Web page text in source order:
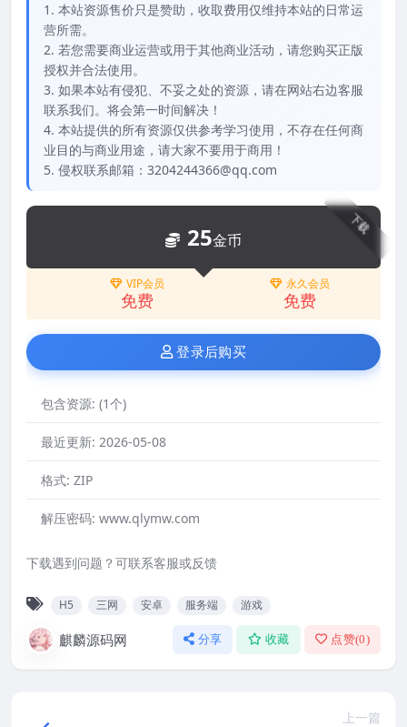
1. 本站资源售价只是赞助，收取费用仅维持本站的日常运
营所需。
2. 若您需要商业运营或用于其他商业活动，请您购买正版
授权并合法使用。
3. 如果本站有侵犯、不妥之处的资源，请在网站右边客服
联系我们。将会第一时间解决！
4. 本站提供的所有资源仅供参考学习使用，不存在任何商
业目的与商业用途，请大家不要用于商用！
5. 侵权联系邮箱：3204244366@qq.com
下载
25金币
VIP会员
免费
永久会员
免费
登录后购买
包含资源: (1个)
最近更新: 2026-05-08
格式: ZIP
解压密码: www.qlymw.com
下载遇到问题？可联系客服或反馈
H5 三网 安卓 服务端 游戏
麒麟源码网 分享 收藏 点赞(0)
上一篇